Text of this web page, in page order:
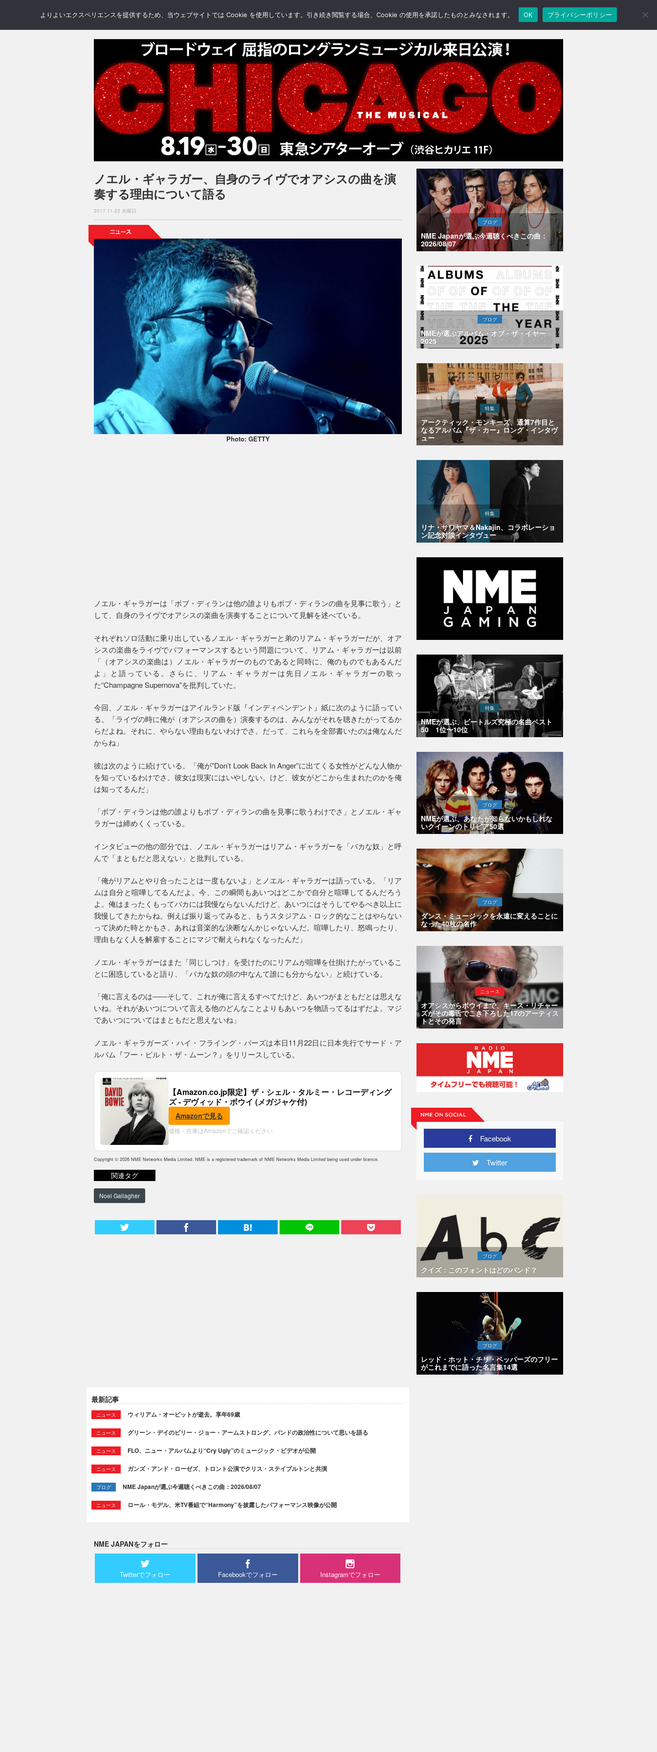
NEWS REVIEWS GALLERY BLOGS FEATURE
ノエル・ギャラガー、自身のライヴでオアシスの曲を演
奏する理由について語る
2017.11.22 水曜日
Photo: GETTY
ノエル・ギャラガーは「ボブ・ディランは他の誰よりもボブ・ディランの曲を見事に歌う」と
して、自身のライヴでオアシスの楽曲を演奏することについて見解を述べている。
それぞれソロ活動に乗り出しているノエル・ギャラガーと弟のリアム・ギャラガーだが、オア
シスの楽曲をライヴでパフォーマンスするという問題について、リアム・ギャラガーは以前
「（オアシスの楽曲は）ノエル・ギャラガーのものであると同時に、俺のものでもあるんだ
よ」と語っている。さらに、リアム・ギャラガーは先日ノエル・ギャラガーの歌っ
た“Champagne Supernova”を批判していた。
今回、ノエル・ギャラガーはアイルランド版『インディペンデント』紙に次のように語ってい
る。「ライヴの時に俺が（オアシスの曲を）演奏するのは、みんながそれを聴きたがってるか
らだよね。それに、やらない理由もないわけでさ。だって、これらを全部書いたのは俺なんだ
からね」
彼は次のように続けている。「俺が”Don’t Look Back In Anger”に出てくる女性がどんな人物か
を知っているわけでさ。彼女は現実にはいやしない。けど、彼女がどこから生まれたのかを俺
は知ってるんだ」
「ボブ・ディランは他の誰よりもボブ・ディランの曲を見事に歌うわけでさ」とノエル・ギャ
ラガーは締めくくっている。
インタビューの他の部分では、ノエル・ギャラガーはリアム・ギャラガーを「バカな奴」と呼
んで「まともだと思えない」と批判している。
「俺がリアムとやり合ったことは一度もないよ」とノエル・ギャラガーは語っている。「リア
ムは自分と喧嘩してるんだよ。今、この瞬間もあいつはどこかで自分と喧嘩してるんだろう
よ。俺はまったくもってバカには我慢ならないんだけど、あいつにはそうしてやるべき以上に
我慢してきたからね。例えば振り返ってみると、もうスタジアム・ロック的なことはやらない
って決めた時とかもさ。あれは音楽的な決断なんかじゃないんだ。喧嘩したり、怒鳴ったり、
理由もなく人を解雇することにマジで耐えられなくなったんだ」
ノエル・ギャラガーはまた「同じしつけ」を受けたのにリアムが喧嘩を仕掛けたがっているこ
とに困惑していると語り、「バカな奴の頭の中なんて誰にも分からない」と続けている。
「俺に言えるのは――そして、これが俺に言えるすべてだけど、あいつがまともだとは思えな
いね。それがあいつについて言える他のどんなことよりもあいつを物語ってるはずだよ。マジ
であいつについてはまともだと思えないね」
ノエル・ギャラガーズ・ハイ・フライング・バーズは本日11月22日に日本先行でサード・ア
ルバム『フー・ビルト・ザ・ムーン？』をリリースしている。
【Amazon.co.jp限定】ザ・シェル・タルミー・レコーディング
ズ - デヴィッド・ボウイ (メガジャケ付)
Amazonで見る
価格・在庫はAmazonでご確認ください
Copyright © 2026 NME Networks Media Limited. NME is a registered trademark of NME Networks Media Limited being used under licence.
関連タグ
Noel Gallagher
最新記事
ニュース ウィリアム・オービットが逝去。享年69歳
ニュース グリーン・デイのビリー・ジョー・アームストロング、バンドの政治性について思いを語る
ニュース FLO、ニュー・アルバムより“Cry Ugly”のミュージック・ビデオが公開
ニュース ガンズ・アンド・ローゼズ、トロント公演でクリス・ステイプルトンと共演
ブログ NME Japanが選ぶ今週聴くべきこの曲：2026/08/07
ニュース ロール・モデル、米TV番組で“Harmony”を披露したパフォーマンス映像が公開
NME JAPANをフォロー
Twitterでフォロー Facebookでフォロー Instagramでフォロー
ブログ
NME Japanが選ぶ今週聴くべきこの曲：
2026/08/07
ブログ
NMEが選ぶアルバム・オブ・ザ・イヤー
2025
特集
アークティック・モンキーズ、通算7作目と
なるアルバム『ザ・カー』ロング・インタヴ
ュー
特集
リナ・サワヤマ＆Nakajin、コラボレーショ
ン記念対談インタヴュー
特集
NMEが選ぶ、ビートルズ究極の名曲ベスト
50 1位〜10位
ブログ
NMEが選ぶ、あなたが知らないかもしれな
いクイーンのトリビア50選
ブログ
ダンス・ミュージックを永遠に変えることに
なった40枚の名作
ニュース
オアシスからボウイまで、キース・リチャー
ズがその毒舌でこき下ろした17のアーティス
トとその発言
Facebook
Twitter
ブログ
クイズ：このフォントはどのバンド？
ブログ
レッド・ホット・チリ・ペッパーズのフリー
がこれまでに語った名言集14選
よりよいエクスペリエンスを提供するため、当ウェブサイトでは Cookie を使用しています。引き続き閲覧する場合、Cookie の使用を承諾したものとみなされます。 OK プライバシーポリシー